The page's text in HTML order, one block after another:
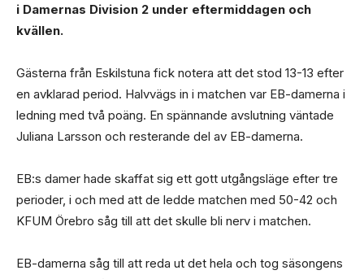
i Damernas Division 2 under eftermiddagen och
kvällen.
Gästerna från Eskilstuna fick notera att det stod 13-13 efter
en avklarad period. Halvvägs in i matchen var EB-damerna i
ledning med två poäng. En spännande avslutning väntade
Juliana Larsson och resterande del av EB-damerna.
EB:s damer hade skaffat sig ett gott utgångsläge efter tre
perioder, i och med att de ledde matchen med 50-42 och
KFUM Örebro såg till att det skulle bli nerv i matchen.
EB-damerna såg till att reda ut det hela och tog säsongens